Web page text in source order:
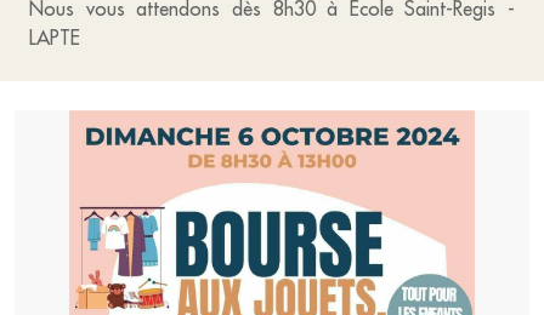
Nous vous attendons dès 8h30 à Ecole Saint-Regis -
LAPTE